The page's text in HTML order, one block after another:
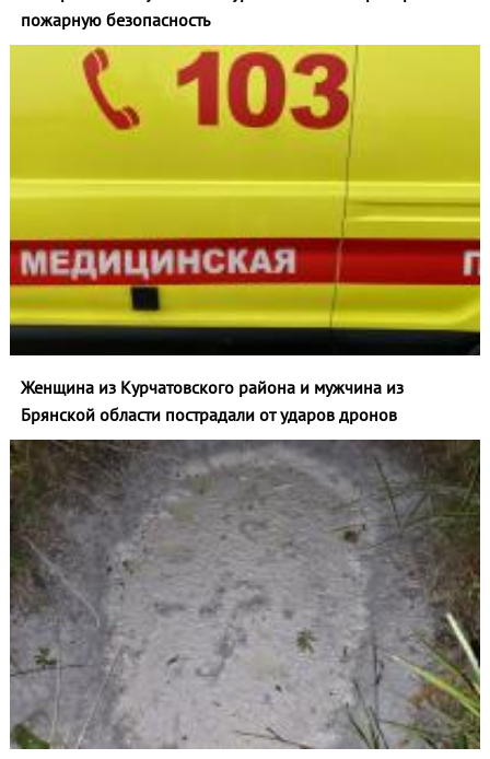
пожарную безопасность
Женщина из Курчатовского района и мужчина из
Брянской области пострадали от ударов дронов